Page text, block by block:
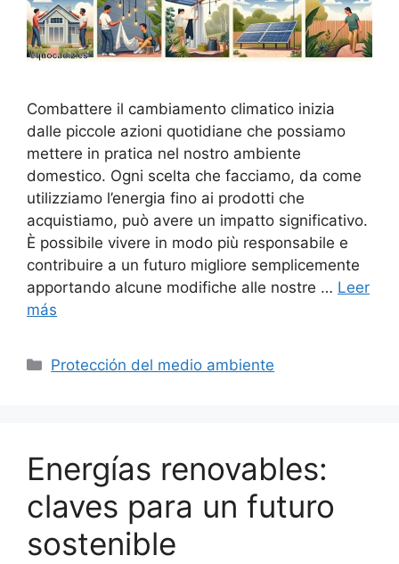
Combattere il cambiamento climatico inizia
dalle piccole azioni quotidiane che possiamo
mettere in pratica nel nostro ambiente
domestico. Ogni scelta che facciamo, da come
utilizziamo l’energia fino ai prodotti che
acquistiamo, può avere un impatto significativo.
È possibile vivere in modo più responsabile e
contribuire a un futuro migliore semplicemente
apportando alcune modifiche alle nostre … Leer
más
Categorías
Protección del medio ambiente
Energías renovables:
claves para un futuro
sostenible